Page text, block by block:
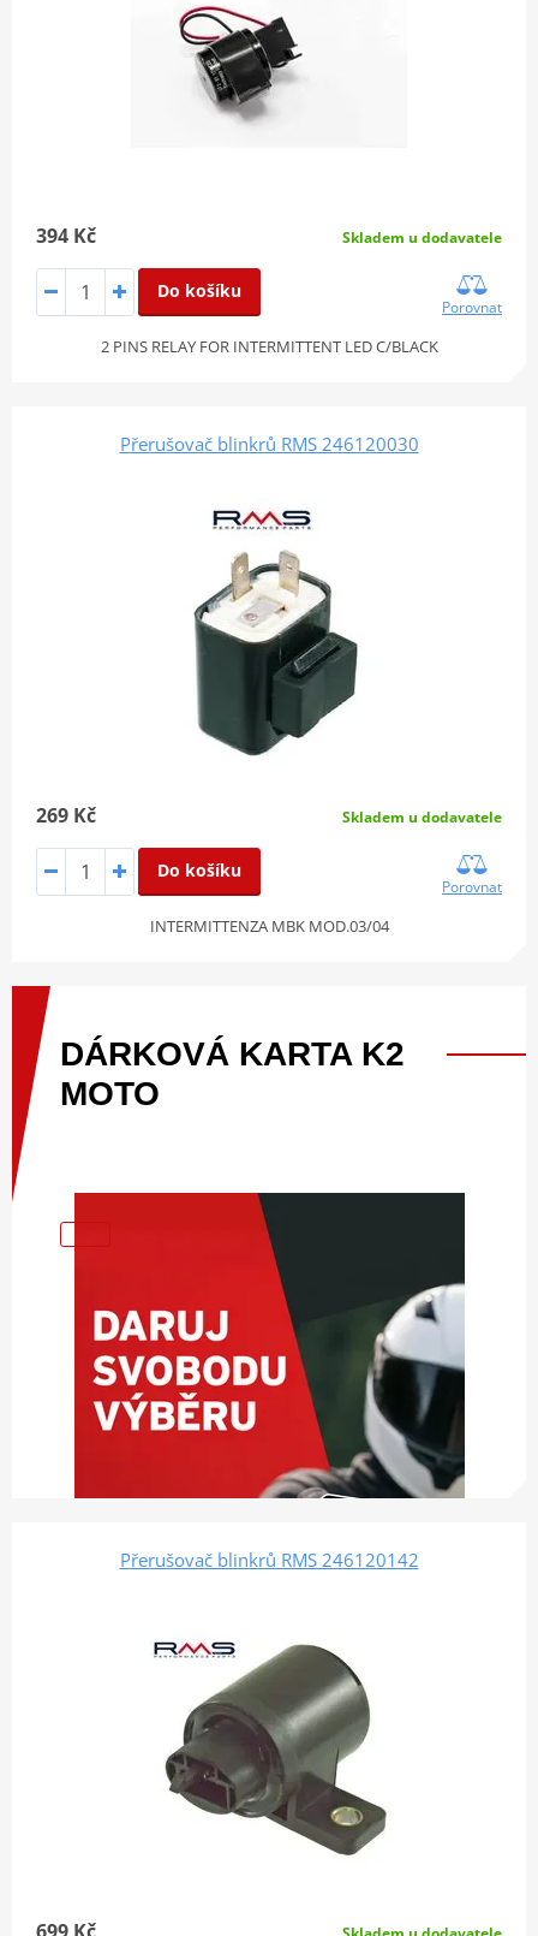
394 Kč Skladem u dodavatele
Do košíku
Porovnat
2 PINS RELAY FOR INTERMITTENT LED C/BLACK
Přerušovač blinkrů RMS 246120030
269 Kč Skladem u dodavatele
Do košíku
Porovnat
INTERMITTENZA MBK MOD.03/04
DÁRKOVÁ KARTA K2
MOTO
Přerušovač blinkrů RMS 246120142
699 Kč